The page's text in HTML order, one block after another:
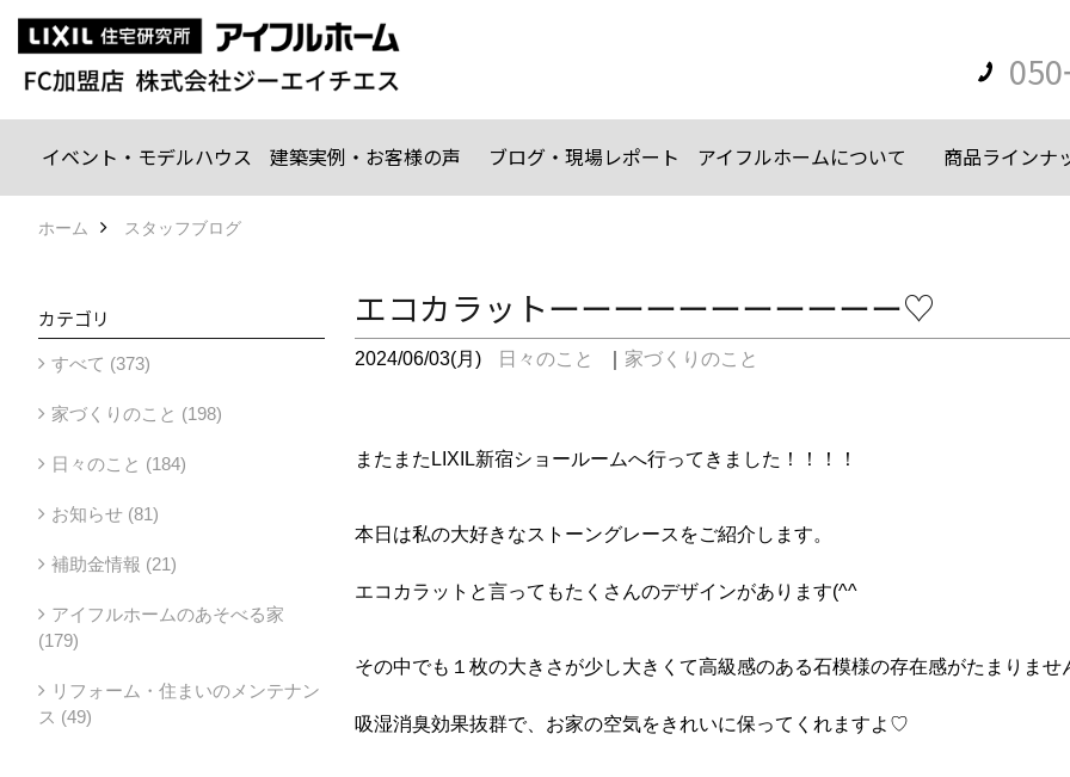
イベント・モデルハウス 建築実例・お客様の声 ブログ・現場レポート アイフルホームについて 商品ラインナ
ホーム スタッフブログ
エコカラットーーーーーーーーーーー♡
2024/06/03(月) 日々のこと 家づくりのこと
またまたLIXIL新宿ショールームへ行ってきました！！！！
本日は私の大好きなストーングレースをご紹介します。
エコカラットと言ってもたくさんのデザインがあります(^^
その中でも１枚の大きさが少し大きくて高級感のある石模様の存在感がたまりませ
吸湿消臭効果抜群で、お家の空気をきれいに保ってくれますよ♡
カテゴリ
すべて (373)
家づくりのこと (198)
日々のこと (184)
お知らせ (81)
補助金情報 (21)
アイフルホームのあそべる家
(179)
リフォーム・住まいのメンテナン
ス (49)